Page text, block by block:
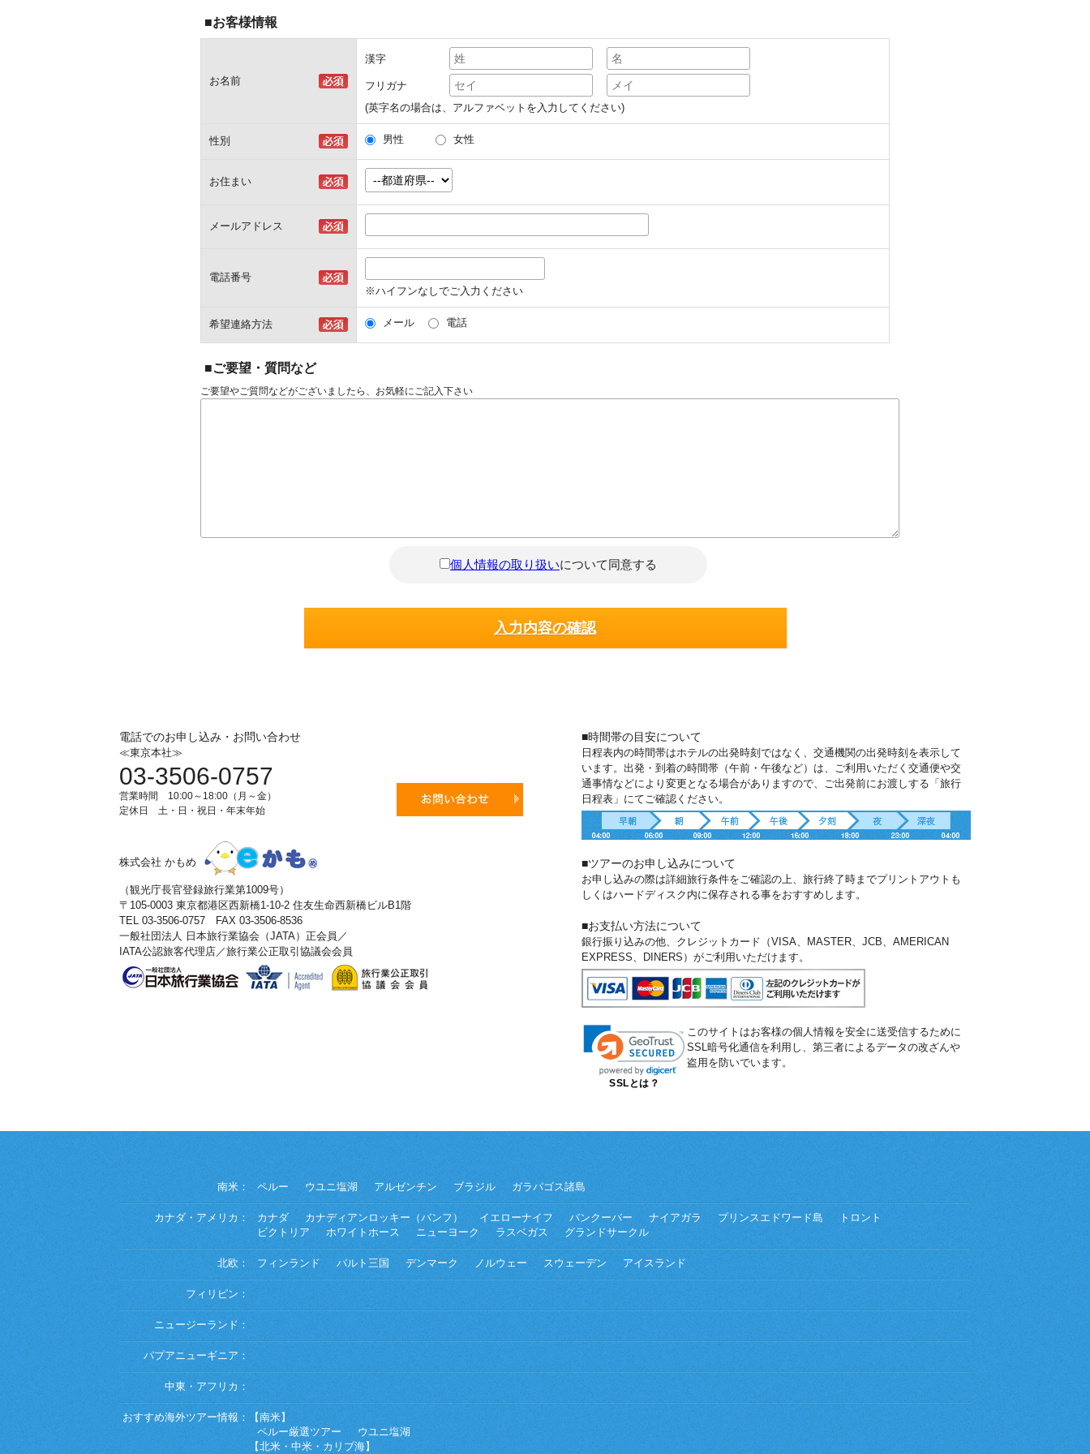
■お客様情報
お名前
漢字
フリガナ
(英字名の場合は、アルファベットを入力してください)
性別 男性 女性
お住まい
メールアドレス
電話番号
※ハイフンなしでご入力ください
希望連絡方法 メール 電話
■ご要望・質問など
ご要望やご質問などがございましたら、お気軽にご記入下さい
個人情報の取り扱いについて同意する
電話でのお申し込み・お問い合わせ
≪東京本社≫
03-3506-0757
営業時間 10:00～18:00（月～金）
定休日 土・日・祝日・年末年始
株式会社 かもめ
（観光庁長官登録旅行業第1009号）
〒105-0003 東京都港区西新橋1-10-2 住友生命西新橋ビルB1階
TEL 03-3506-0757 FAX 03-3506-8536
一般社団法人 日本旅行業協会（JATA）正会員／
IATA公認旅客代理店／旅行業公正取引協議会会員
■時間帯の目安について
日程表内の時間帯はホテルの出発時刻ではなく、交通機関の出発時刻を表示して
います。出発・到着の時間帯（午前・午後など）は、ご利用いただく交通便や交
通事情などにより変更となる場合がありますので、ご出発前にお渡しする「旅行
日程表」にてご確認ください。
■ツアーのお申し込みについて
お申し込みの際は詳細旅行条件をご確認の上、旅行終了時までプリントアウトも
しくはハードディスク内に保存される事をおすすめします。
■お支払い方法について
銀行振り込みの他、クレジットカード（VISA、MASTER、JCB、AMERICAN
EXPRESS、DINERS）がご利用いただけます。
SSLとは？
このサイトはお客様の個人情報を安全に送受信するために
SSL暗号化通信を利用し、第三者によるデータの改ざんや
盗用を防いでいます。
南米： ペルー ウユニ塩湖 アルゼンチン ブラジル ガラパゴス諸島
カナダ・アメリカ： カナダ カナディアンロッキー（バンフ） イエローナイフ バンクーバー ナイアガラ プリンスエドワード島
トロント
ビクトリア
ホワイトホース ニューヨーク ラスベガス グランドサークル
北欧： フィンランド バルト三国 デンマーク ノルウェー スウェーデン アイスランド
フィリピン：
ニュージーランド：
パプアニューギニア：
中東・アフリカ：
おすすめ海外ツアー情報：
【南米】
ペルー厳選ツアー
ウユニ塩湖
【北米・中米・カリブ海】